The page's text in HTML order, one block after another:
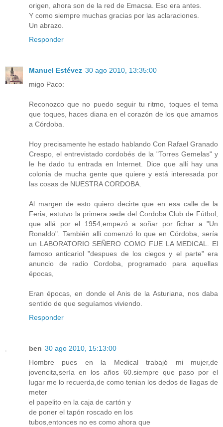
origen, ahora son de la red de Emacsa. Eso era antes.
Y como siempre muchas gracias por las aclaraciones.
Un abrazo.
Responder
Manuel Estévez 30 ago 2010, 13:35:00
migo Paco:
Reconozco que no puedo seguir tu ritmo, toques el tema
que toques, haces diana en el corazón de los que amamos
a Córdoba.
Hoy precisamente he estado hablando Con Rafael Granado
Crespo, el entrevistado cordobés de la "Torres Gemelas" y
le he dado tu entrada en Internet. Dice que allí hay una
colonia de mucha gente que quiere y está interesada por
las cosas de NUESTRA CORDOBA.
Al margen de esto quiero decirte que en esa calle de la
Feria, estutvo la primera sede del Cordoba Club de Fútbol,
que allá por el 1954,empezó a soñar por fichar a "Un
Ronaldo". También alli comenzó lo que en Córdoba, sería
un LABORATORIO SEÑERO COMO FUE LA MEDICAL. El
famoso anticariol "despues de los ciegos y el parte" era
anuncio de radio Cordoba, programado para aquellas
épocas,
Eran épocas, en donde el Anis de la Asturiana, nos daba
sentido de que seguíamos viviendo.
Responder
ben 30 ago 2010, 15:13:00
Hombre pues en la Medical trabajó mi mujer,de
jovencita,sería en los años 60.siempre que paso por el
lugar me lo recuerda,de como tenian los dedos de llagas de
meter
el papelito en la caja de cartón y
de poner el tapón roscado en los
tubos,entonces no es como ahora que